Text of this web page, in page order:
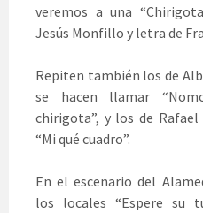
veremos a una
Jesús Monfillo y letra de
Repiten también los de
se hacen llamar
chirigota”, y los de
“Mi qué cuadro”.
En el escenario del
los locales “Espere su